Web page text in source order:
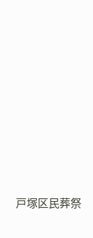
戸塚区民葬祭